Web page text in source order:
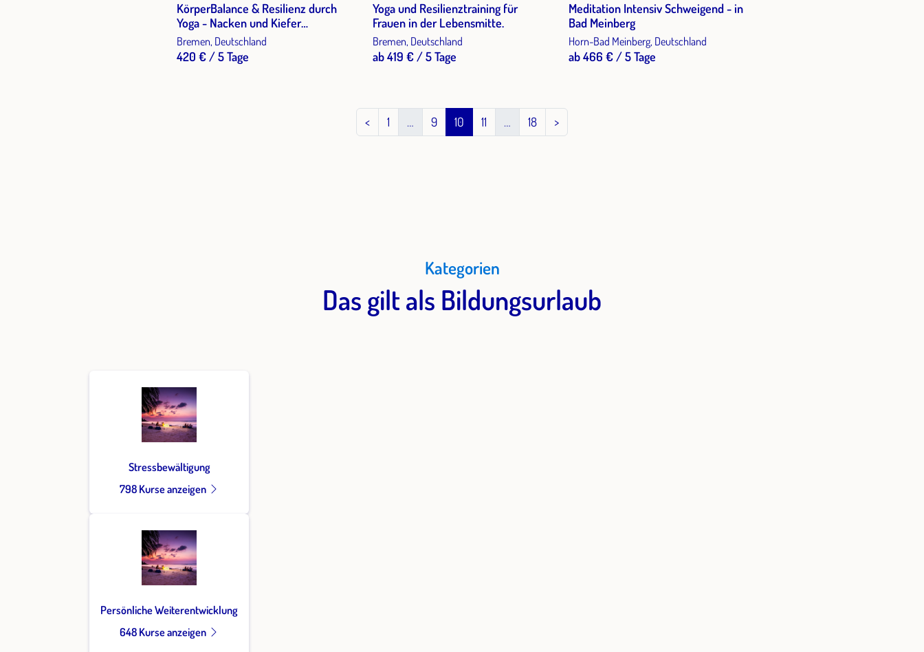
KörperBalance & Resilienz durch
Yoga - Nacken und Kiefer
entspannen
Bremen, Deutschland
420 € / 5 Tage
Yoga und Resilienztraining für
Frauen in der Lebensmitte.
Bremen, Deutschland
ab 419 € / 5 Tage
Meditation Intensiv Schweigend - in
Bad Meinberg
Horn-Bad Meinberg, Deutschland
ab 466 € / 5 Tage
< 1 … 9 10 11 … 18 >
Kategorien
Das gilt als Bildungsurlaub
Stressbewältigung
798 Kurse anzeigen
Persönliche Weiterentwicklung
648 Kurse anzeigen